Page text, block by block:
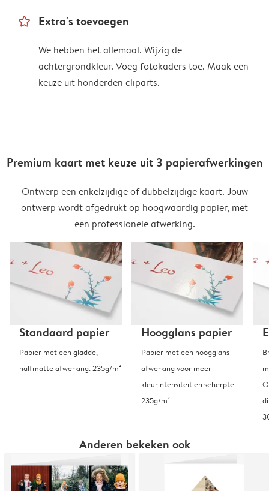
star_outline Extra's toevoegen
We hebben het allemaal. Wijzig de
achtergrondkleur. Voeg fotokaders toe. Maak een
keuze uit honderden cliparts.
Premium kaart met keuze uit 3 papierafwerkingen
Ontwerp een enkelzijdige of dubbelzijdige kaart. Jouw
ontwerp wordt afgedrukt op hoogwaardig papier, met
een professionele afwerking.
Standaard papier
Papier met een gladde,
halfmatte afwerking. 235g/m²
Hoogglans papier
Papier met een hoogglans
afwerking voor meer
kleurintensiteit en scherpte.
235g/m²
Anderen bekeken ook